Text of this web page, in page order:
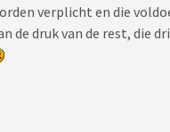
verplicht en die
de druk van de rest, die